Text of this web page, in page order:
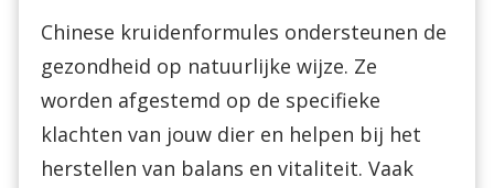
Chinese kruidenformules ondersteunen de
gezondheid op natuurlijke wijze. Ze
worden afgestemd op de specifieke
klachten van jouw dier en helpen bij het
herstellen van balans en vitaliteit. Vaak